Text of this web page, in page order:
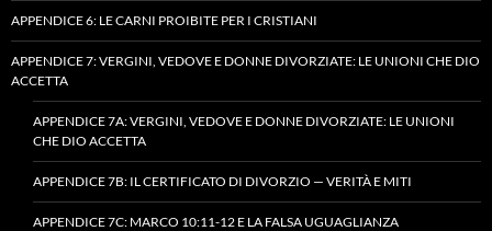
APPENDICE 6: LE CARNI PROIBITE PER I CRISTIANI
APPENDICE 7: VERGINI, VEDOVE E DONNE DIVORZIATE: LE UNIONI CHE DIO
ACCETTA
APPENDICE 7A: VERGINI, VEDOVE E DONNE DIVORZIATE: LE UNIONI
CHE DIO ACCETTA
APPENDICE 7B: IL CERTIFICATO DI DIVORZIO — VERITÀ E MITI
APPENDICE 7C: MARCO 10:11-12 E LA FALSA UGUAGLIANZA